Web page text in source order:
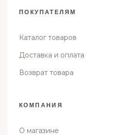
ПОКУПАТЕЛЯМ
Каталог товаров
Доставка и оплата
Возврат товара
КОМПАНИЯ
О магазине